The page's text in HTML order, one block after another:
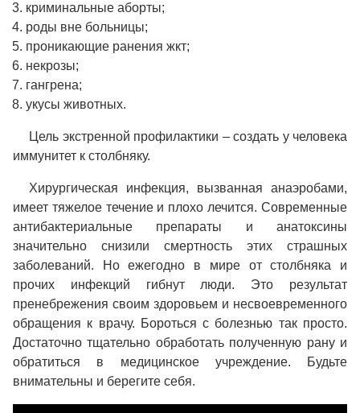
криминальные аборты;
роды вне больницы;
проникающие ранения жкт;
некрозы;
гангрена;
укусы животных.
Цель экстренной профилактики – создать у человека
иммунитет к столбняку.
Хирургическая инфекция, вызванная анаэробами,
имеет тяжелое течение и плохо лечится. Современные
антибактериальные препараты и анатоксины
значительно снизили смертность этих страшных
заболеваний. Но ежегодно в мире от столбняка и
прочих инфекций гибнут люди. Это результат
пренебрежения своим здоровьем и несвоевременного
обращения к врачу. Бороться с болезнью так просто.
Достаточно тщательно обработать полученную рану и
обратиться в медицинское учреждение. Будьте
внимательны и берегите себя.